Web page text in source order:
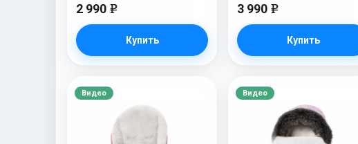
2 990 e
Купить
3 990 e
Купить
Видео Видео